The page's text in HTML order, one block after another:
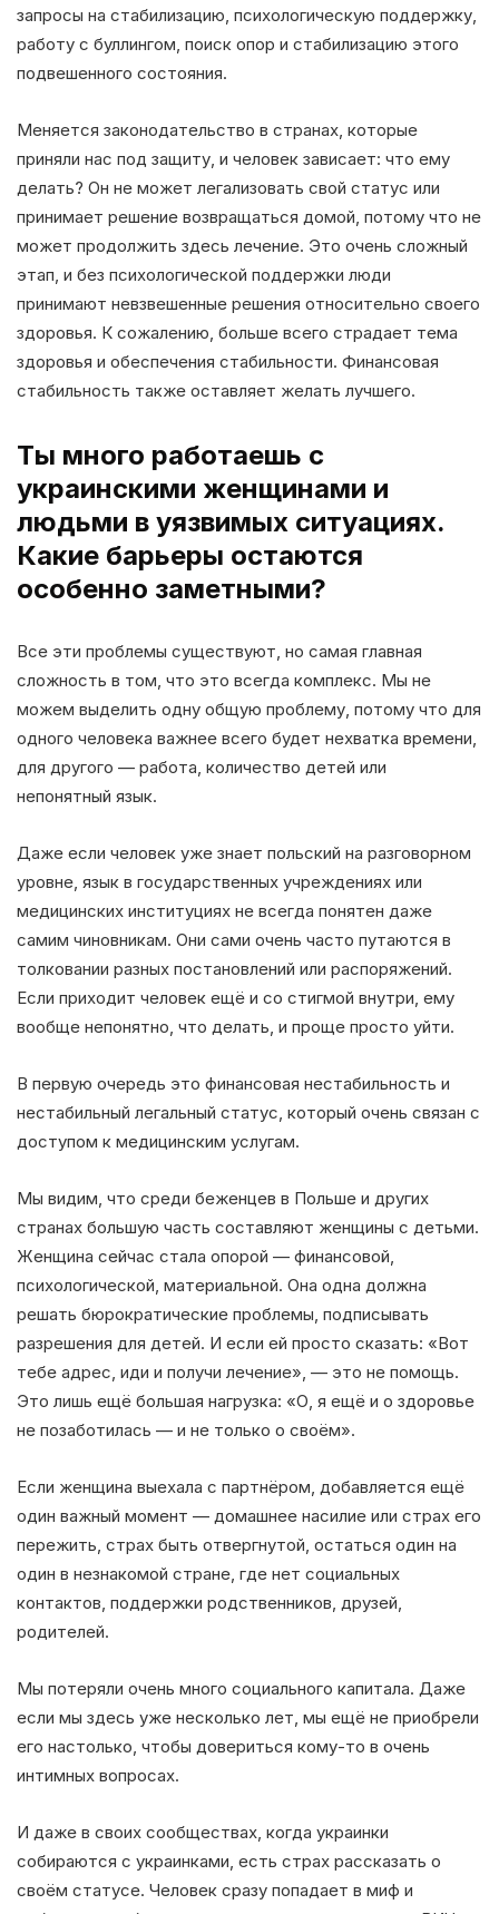
запросы на стабилизацию, психологическую поддержку,
работу с буллингом, поиск опор и стабилизацию этого
подвешенного состояния.
Меняется законодательство в странах, которые
приняли нас под защиту, и человек зависает: что ему
делать? Он не может легализовать свой статус или
принимает решение возвращаться домой, потому что не
может продолжить здесь лечение. Это очень сложный
этап, и без психологической поддержки люди
принимают невзвешенные решения относительно своего
здоровья. К сожалению, больше всего страдает тема
здоровья и обеспечения стабильности. Финансовая
стабильность также оставляет желать лучшего.
Ты много работаешь с
украинскими женщинами и
людьми в уязвимых ситуациях.
Какие барьеры остаются
особенно заметными?
Все эти проблемы существуют, но самая главная
сложность в том, что это всегда комплекс. Мы не
можем выделить одну общую проблему, потому что для
одного человека важнее всего будет нехватка времени,
для другого — работа, количество детей или
непонятный язык.
Даже если человек уже знает польский на разговорном
уровне, язык в государственных учреждениях или
медицинских институциях не всегда понятен даже
самим чиновникам. Они сами очень часто путаются в
толковании разных постановлений или распоряжений.
Если приходит человек ещё и со стигмой внутри, ему
вообще непонятно, что делать, и проще просто уйти.
В первую очередь это финансовая нестабильность и
нестабильный легальный статус, который очень связан с
доступом к медицинским услугам.
Мы видим, что среди беженцев в Польше и других
странах большую часть составляют женщины с детьми.
Женщина сейчас стала опорой — финансовой,
психологической, материальной. Она одна должна
решать бюрократические проблемы, подписывать
разрешения для детей. И если ей просто сказать: «Вот
тебе адрес, иди и получи лечение», — это не помощь.
Это лишь ещё большая нагрузка: «О, я ещё и о здоровье
не позаботилась — и не только о своём».
Если женщина выехала с партнёром, добавляется ещё
один важный момент — домашнее насилие или страх его
пережить, страх быть отвергнутой, остаться один на
один в незнакомой стране, где нет социальных
контактов, поддержки родственников, друзей,
родителей.
Мы потеряли очень много социального капитала. Даже
если мы здесь уже несколько лет, мы ещё не приобрели
его настолько, чтобы довериться кому-то в очень
интимных вопросах.
И даже в своих сообществах, когда украинки
собираются с украинками, есть страх рассказать о
своём статусе. Человек сразу попадает в миф и